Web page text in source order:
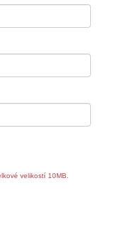
velikostí 10MB.